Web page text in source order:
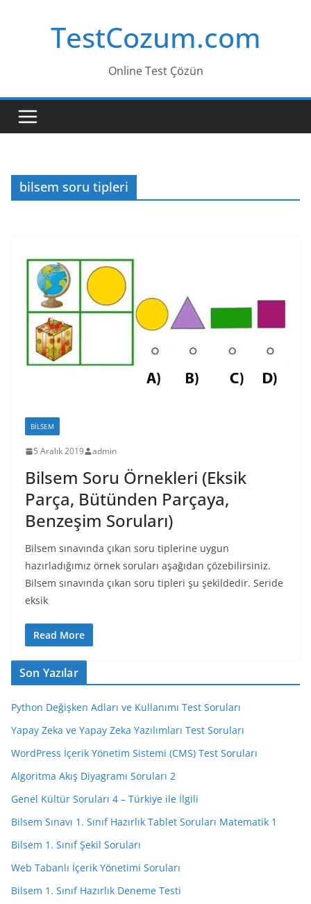
TestCozum.com
Online Test Çözün
bilsem soru tipleri
BILSEM
5 Aralık 2019 admin
Bilsem Soru Örnekleri (Eksik
Parça, Bütünden Parçaya,
Benzeşim Soruları)
Bilsem sınavında çıkan soru tiplerine uygun
hazırladığımız örnek soruları aşağıdan çözebilirsiniz.
Bilsem sınavında çıkan soru tipleri şu şekildedir. Seride
eksik
Read More
Son Yazılar
Python Değişken Adları ve Kullanımı Test Soruları
Yapay Zeka ve Yapay Zeka Yazılımları Test Soruları
WordPress İçerik Yönetim Sistemi (CMS) Test Soruları
Algoritma Akış Diyagramı Soruları 2
Genel Kültür Soruları 4 – Türkiye ile İlgili
Bilsem Sınavı 1. Sınıf Hazırlık Tablet Soruları Matematik 1
Bilsem 1. Sınıf Şekil Soruları
Web Tabanlı İçerik Yönetimi Soruları
Bilsem 1. Sınıf Hazırlık Deneme Testi